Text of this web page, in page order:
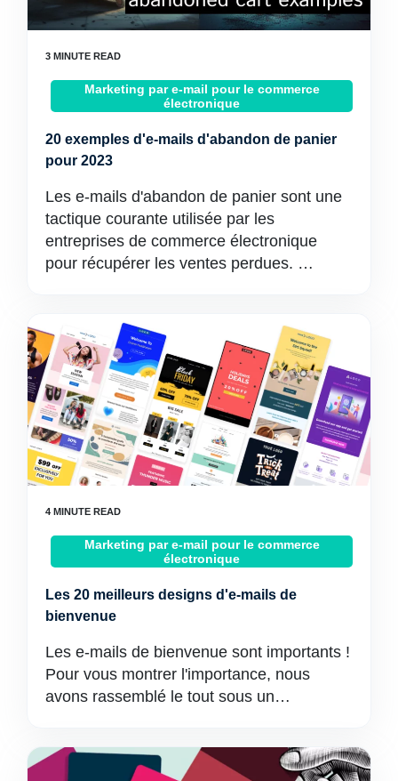
Marketing par e-mail pour le commerce
électronique
20 exemples d'e-mails d'abandon de panier
pour 2023
Les e-mails d'abandon de panier sont une
tactique courante utilisée par les
entreprises de commerce électronique
pour récupérer les ventes perdues. …
Marketing par e-mail pour le commerce
électronique
Les 20 meilleurs designs d'e-mails de
bienvenue
Les e-mails de bienvenue sont importants !
Pour vous montrer l'importance, nous
avons rassemblé le tout sous un…